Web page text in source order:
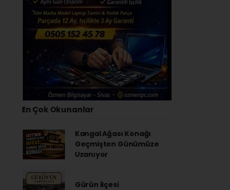
En Çok Okunanlar
Kangal Ağası Konağı
Geçmişten Günümüze
Uzanıyor
Gürün İlçesi